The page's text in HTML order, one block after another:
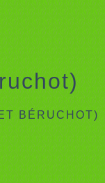
BÉRUCHOT)